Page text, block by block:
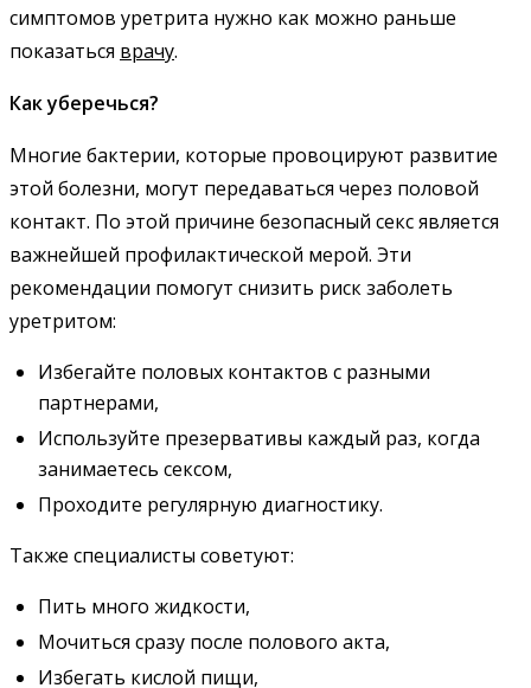
симптомов уретрита нужно как можно раньше
показаться врачу.
Как уберечься?
Многие бактерии, которые провоцируют развитие
этой болезни, могут передаваться через половой
контакт. По этой причине безопасный секс является
важнейшей профилактической мерой. Эти
рекомендации помогут снизить риск заболеть
уретритом:
Избегайте половых контактов с разными
партнерами,
Используйте презервативы каждый раз, когда
занимаетесь сексом,
Проходите регулярную диагностику.
Также специалисты советуют:
Пить много жидкости,
Мочиться сразу после полового акта,
Избегать кислой пищи,